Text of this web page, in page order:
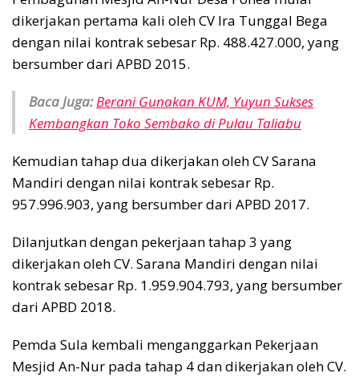
dikerjakan pertama kali oleh CV Ira Tunggal Bega
dengan nilai kontrak sebesar Rp. 488.427.000, yang
bersumber dari APBD 2015.
Baca Juga:Berani Gunakan KUM, Yuyun Sukses
Kembangkan Toko Sembako di Pulau Taliabu
Kemudian tahap dua dikerjakan oleh CV Sarana
Mandiri dengan nilai kontrak sebesar Rp.
957.996.903, yang bersumber dari APBD 2017.
Dilanjutkan dengan pekerjaan tahap 3 yang
dikerjakan oleh CV. Sarana Mandiri dengan nilai
kontrak sebesar Rp. 1.959.904.793, yang bersumber
dari APBD 2018.
Pemda Sula kembali menganggarkan Pekerjaan
Mesjid An-Nur pada tahap 4 dan dikerjakan oleh CV.